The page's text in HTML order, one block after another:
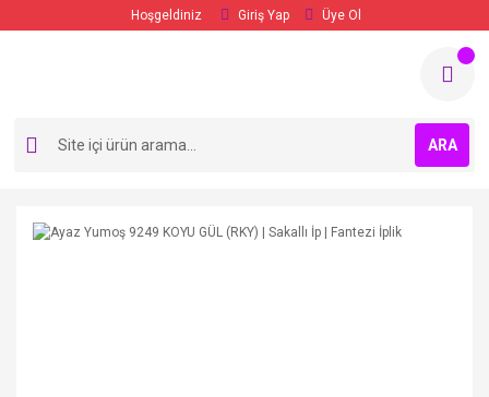
Hoşgeldiniz Giriş Yap Üye Ol
ARA